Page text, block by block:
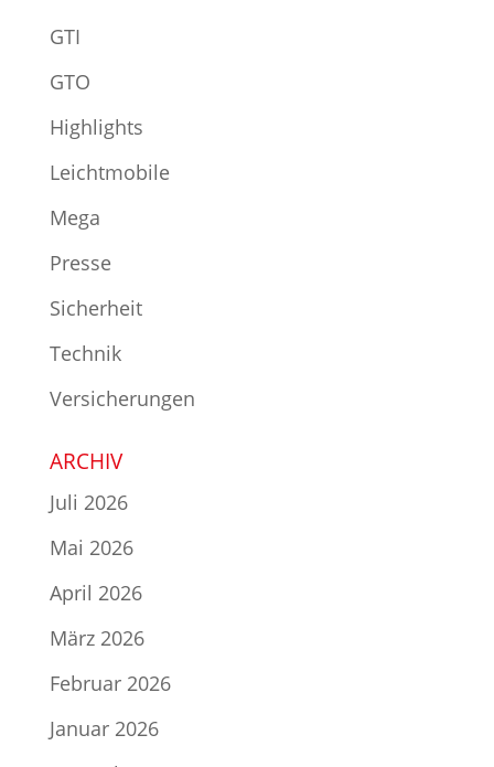
GTI
GTO
Highlights
Leichtmobile
Mega
Presse
Sicherheit
Technik
Versicherungen
ARCHIV
Juli 2026
Mai 2026
April 2026
März 2026
Februar 2026
Januar 2026